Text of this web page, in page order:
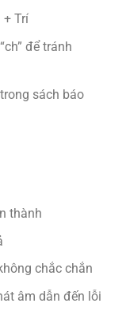
+ Trí
để tránh
sách báo
thành
chắc chắn
âm dẫn đến lỗi